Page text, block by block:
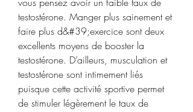
testostérone. Manger plus sainement et
faire plus d&#39;exercice sont deux
excellents moyens de booster la
testostérone. D’ailleurs, musculation et
testostérone sont intimement liés
puisque cette activité sportive permet
de stimuler légèrement le taux de